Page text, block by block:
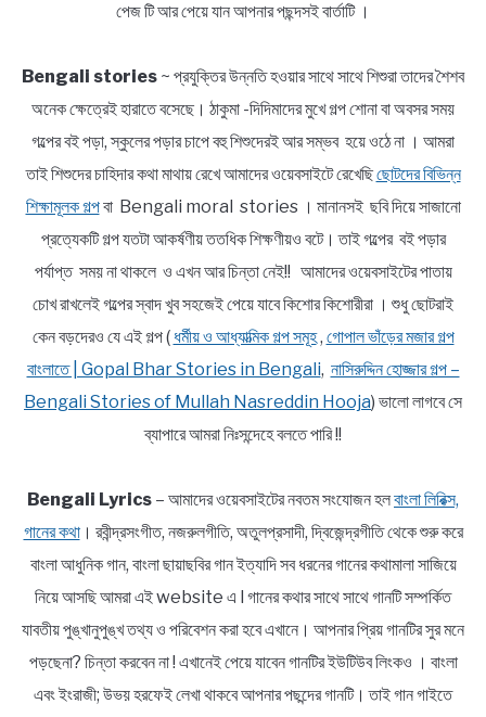
পেজ টি আর পেয়ে যান আপনার পছন্দসই বার্তাটি ।
Bengali stories ~ প্রযুক্তির উন্নতি হওয়ার সাথে সাথে শিশুরা তাদের শৈশব
অনেক ক্ষেত্রেই হারাতে বসেছে। ঠাকুমা -দিদিমাদের মুখে গল্প শোনা বা অবসর সময়
গল্পের বই পড়া, স্কুলের পড়ার চাপে বহু শিশুদেরই আর সম্ভব হয়ে ওঠে না । আমরা
তাই শিশুদের চাহিদার কথা মাথায় রেখে আমাদের ওয়েবসাইটে রেখেছিছোটদের বিভিন্ন
শিক্ষামূলক গল্পবা Bengali moral stories । মানানসই ছবি দিয়ে সাজানো
প্রত্যেকটি গল্প যতটা আকর্ষণীয় ততধিক শিক্ষণীয়ও বটে। তাই গল্পের বই পড়ার
পর্যাপ্ত সময় না থাকলে ও এখন আর চিন্তা নেই!! আমাদের ওয়েবসাইটের পাতায়
চোখ রাখলেই গল্পের স্বাদ খুব সহজেই পেয়ে যাবে কিশোর কিশোরীরা । শুধু ছোটরাই
কেন বড়দেরও যে এই গল্প ( ধর্মীয় ও আধ্যাত্মিক গল্প সমূহ, গোপাল ভাঁড়ের মজার গল্প
বাংলাতে | Gopal Bhar Stories in Bengali, নাসিরুদ্দিন হোজ্জার গল্প –
Bengali Stories of Mullah Nasreddin Hooja) ভালো লাগবে সে
ব্যাপারে আমরা নিঃসন্দেহে বলতে পারি !!
Bengali Lyrics – আমাদের ওয়েবসাইটের নবতম সংযোজন হলবাংলা লিরিক্স,
গানের কথা। রবীন্দ্রসংগীত, নজরুলগীতি, অতুলপ্রসাদী, দ্বিজেন্দ্রগীতি থেকে শুরু করে
বাংলা আধুনিক গান, বাংলা ছায়াছবির গান ইত্যাদি সব ধরনের গানের কথামালা সাজিয়ে
নিয়ে আসছি আমরা এই website এ l গানের কথার সাথে সাথে গানটি সম্পর্কিত
যাবতীয় পুঙ্খানুপুঙ্খ তথ্য ও পরিবেশন করা হবে এখানে। আপনার প্রিয় গানটির সুর মনে
পড়ছেনা? চিন্তা করবেন না ! এখানেই পেয়ে যাবেন গানটির ইউটিউব লিংকও । বাংলা
এবং ইংরাজী; উভয় হরফেই লেখা থাকবে আপনার পছন্দের গানটি। তাই গান গাইতে